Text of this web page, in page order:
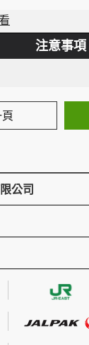
注意事項
公司